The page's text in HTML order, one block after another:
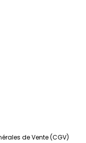
de Vente (CGV)